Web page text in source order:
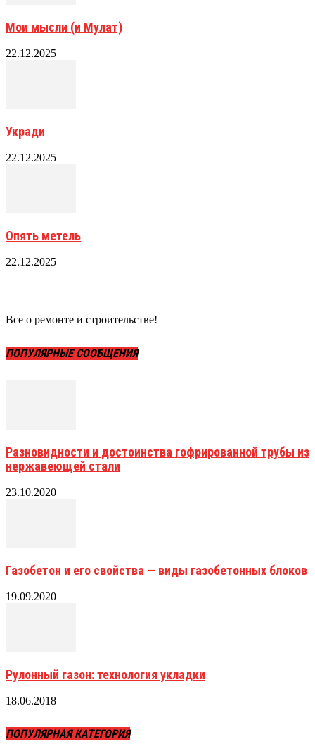
Мои мысли (и Мулат)
22.12.2025
Укради
22.12.2025
Опять метель
22.12.2025
Все о ремонте и строительстве!
ПОПУЛЯРНЫЕ СООБЩЕНИЯ
Разновидности и достоинства гофрированной трубы из
нержавеющей стали
23.10.2020
Газобетон и его свойства — виды газобетонных блоков
19.09.2020
Рулонный газон: технология укладки
18.06.2018
ПОПУЛЯРНАЯ КАТЕГОРИЯ